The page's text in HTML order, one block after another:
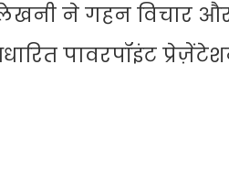
ने गहन विचार
पावरपॉइंट